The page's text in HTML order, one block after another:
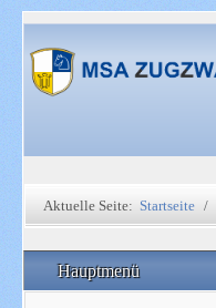
Aktuelle Seite: Startseite
Hauptmenü